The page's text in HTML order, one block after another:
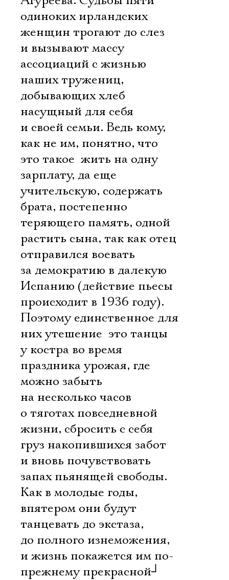
одиноких ирландских
женщин трогают до слез
и вызывают массу
ассоциаций с жизнью
наших тружениц,
добывающих хлеб
насущный для себя
и своей семьи. Ведь кому,
как не им, понятно, что
это такое  жить на одну
зарплату, да еще
учительскую, содержать
брата, постепенно
теряющего память, одной
растить сына, так как отец
отправился воевать
за демократию в далекую
Испанию (действие пьесы
происходит в 1936 году).
Поэтому единственное для
них утешение  это танцы
у костра во время
праздника урожая, где
можно забыть
на несколько часов
о тяготах повседневной
жизни, сбросить с себя
груз накопившихся забот
и вновь почувствовать
запах пьянящей свободы.
Как в молодые годы,
впятером они будут
танцевать до экстаза,
до полного изнеможения,
и жизнь покажется им по-
прежнему прекрасной┘
Электропочта
Имя